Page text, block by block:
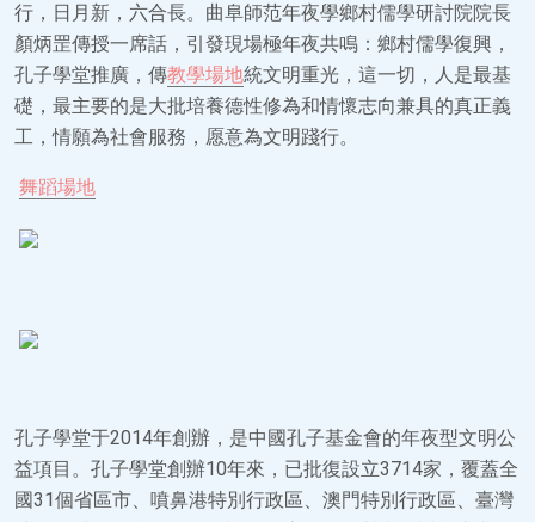
行，日月新，六合長。曲阜師范年夜學鄉村儒學研討院院長
顏炳罡傳授一席話，引發現場極年夜共鳴：鄉村儒學復興，
孔子學堂推廣，傳教學場地統文明重光，這一切，人是最基
礎，最主要的是大批培養德性修為和情懷志向兼具的真正義
工，情願為社會服務，愿意為文明踐行。
舞蹈場地
孔子學堂于2014年創辦，是中國孔子基金會的年夜型文明公
益項目。孔子學堂創辦10年來，已批復設立3714家，覆蓋全
國31個省區市、噴鼻港特別行政區、澳門特別行政區、臺灣